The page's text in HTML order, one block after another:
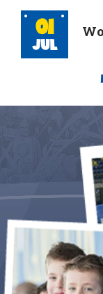
01
Jul